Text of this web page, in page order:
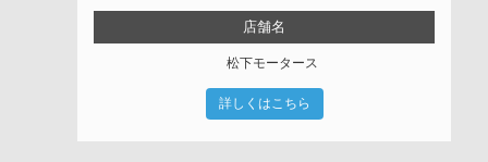
店舗名
松下モータース
詳しくはこちら